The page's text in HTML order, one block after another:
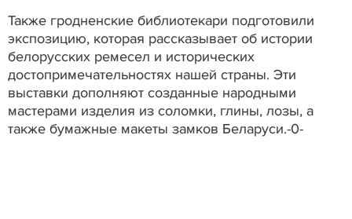
Также гродненские библиотекари подготовили
экспозицию, которая рассказывает об истории
белорусских ремесел и исторических
достопримечательностях нашей страны. Эти
выставки дополняют созданные народными
мастерами изделия из соломки, глины, лозы, а
также бумажные макеты замков Беларуси.-0-